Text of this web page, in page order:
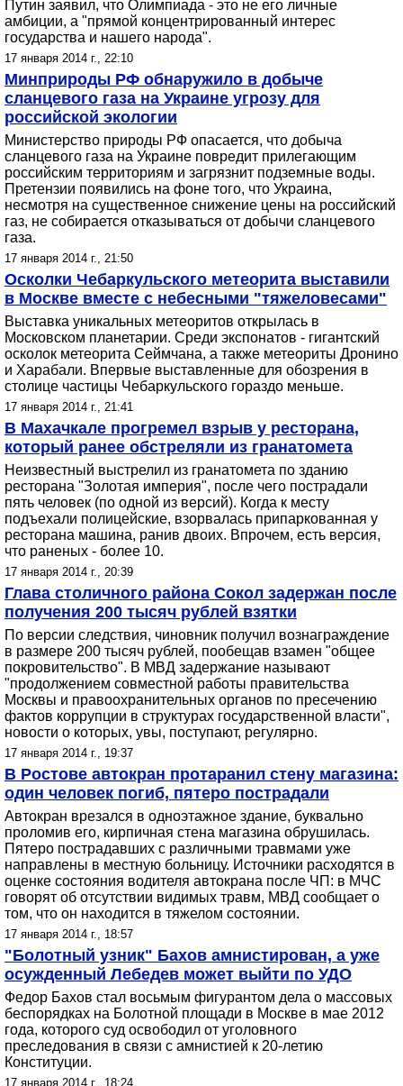
Путин заявил, что Олимпиада - это не его личные
амбиции, а "прямой концентрированный интерес
государства и нашего народа".
17 января 2014 г., 22:10
Минприроды РФ обнаружило в добыче
сланцевого газа на Украине угрозу для
российской экологии
Министерство природы РФ опасается, что добыча
сланцевого газа на Украине повредит прилегающим
российским территориям и загрязнит подземные воды.
Претензии появились на фоне того, что Украина,
несмотря на существенное снижение цены на российский
газ, не собирается отказываться от добычи сланцевого
газа.
17 января 2014 г., 21:50
Осколки Чебаркульского метеорита выставили
в Москве вместе с небесными "тяжеловесами"
Выставка уникальных метеоритов открылась в
Московском планетарии. Среди экспонатов - гигантский
осколок метеорита Сеймчана, а также метеориты Дронино
и Харабали. Впервые выставленные для обозрения в
столице частицы Чебаркульского гораздо меньше.
17 января 2014 г., 21:41
В Махачкале прогремел взрыв у ресторана,
который ранее обстреляли из гранатомета
Неизвестный выстрелил из гранатомета по зданию
ресторана "Золотая империя", после чего пострадали
пять человек (по одной из версий). Когда к месту
подъехали полицейские, взорвалась припаркованная у
ресторана машина, ранив двоих. Впрочем, есть версия,
что раненых - более 10.
17 января 2014 г., 20:39
Глава столичного района Сокол задержан после
получения 200 тысяч рублей взятки
По версии следствия, чиновник получил вознаграждение
в размере 200 тысяч рублей, пообещав взамен "общее
покровительство". В МВД задержание называют
"продолжением совместной работы правительства
Москвы и правоохранительных органов по пресечению
фактов коррупции в структурах государственной власти",
новости о которых, увы, поступают, регулярно.
17 января 2014 г., 19:37
В Ростове автокран протаранил стену магазина:
один человек погиб, пятеро пострадали
Автокран врезался в одноэтажное здание, буквально
проломив его, кирпичная стена магазина обрушилась.
Пятеро пострадавших с различными травмами уже
направлены в местную больницу. Источники расходятся в
оценке состояния водителя автокрана после ЧП: в МЧС
говорят об отсутствии видимых травм, МВД сообщает о
том, что он находится в тяжелом состоянии.
17 января 2014 г., 18:57
"Болотный узник" Бахов амнистирован, а уже
осужденный Лебедев может выйти по УДО
Федор Бахов стал восьмым фигурантом дела о массовых
беспорядках на Болотной площади в Москве в мае 2012
года, которого суд освободил от уголовного
преследования в связи с амнистией к 20-летию
Конституции.
17 января 2014 г., 18:24